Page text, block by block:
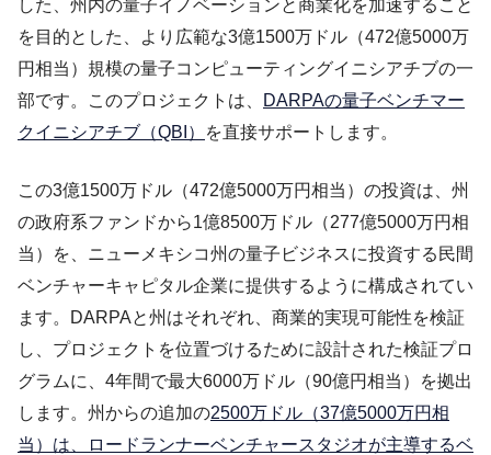
した、州内の量子イノベーションと商業化を加速すること
を目的とした、より広範な3億1500万ドル（472億5000万
円相当）規模の量子コンピューティングイニシアチブの一
部です。このプロジェクトは、
DARPAの量子ベンチマー
クイニシアチブ（QBI）
を直接サポートします。
この3億1500万ドル（472億5000万円相当）の投資は、州
の政府系ファンドから1億8500万ドル（277億5000万円相
当）を、ニューメキシコ州の量子ビジネスに投資する民間
ベンチャーキャピタル企業に提供するように構成されてい
ます。DARPAと州はそれぞれ、商業的実現可能性を検証
し、プロジェクトを位置づけるために設計された検証プロ
グラムに、4年間で最大6000万ドル（90億円相当）を拠出
します。州からの追加の2500万ドル（37億5000万円相
当）は、ロードランナーベンチャースタジオが主導するベ